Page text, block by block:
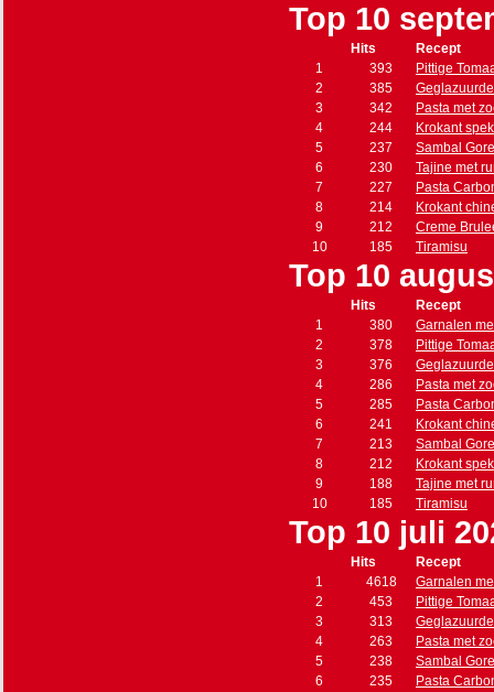
Top 10
Hits
Recept
1
393
Pittige
2
385
3
342
Pasta met
4
244
Krokant
5
237
Sambal
6
230
Tajine met
7
227
Pasta
8
214
Krokant
9
212
Creme
10
185 Tiramisu
Top 10
Hits
Recept
1
380
Garnalen
2
378
Pittige
3
376
4
286
Pasta met
5
285
Pasta
6
241
Krokant
7
213
Sambal
8
212
Krokant
9
188
Tajine met
10
185 Tiramisu
Top 10 juli
Hits
Recept
1
4618
Garnalen
2
453
Pittige
3
313
4
263
Pasta met
5
238
Sambal
6
235
Pasta